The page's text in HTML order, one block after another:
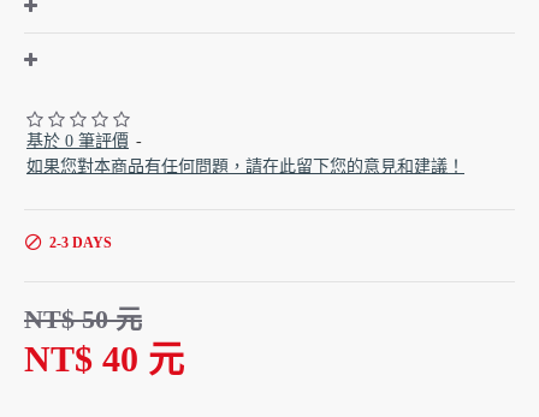
基於 0 筆評價 -
如果您對本商品有任何問題，請在此留下您的意見和建議！
NT$ 40 元
NT$ 50 元
2-3 DAYS